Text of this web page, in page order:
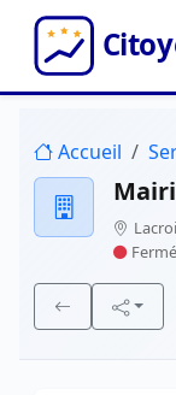
Accueil
Fermé